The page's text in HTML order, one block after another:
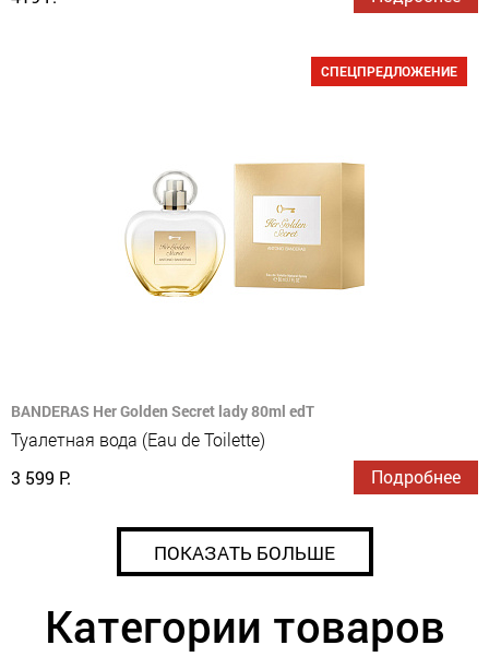
СПЕЦПРЕДЛОЖЕНИЕ
BANDERAS Her Golden Secret lady 80ml edT
Туалетная вода (Eau de Toilette)
3 599 Р.
Подробнее
ПОКАЗАТЬ БОЛЬШЕ
Категории товаров